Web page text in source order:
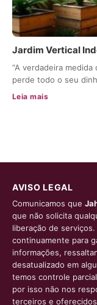
Jardim Vertical
“A verdadeira
perde todo o seu
Leia mais
AVISO LEGAL
Comunicamos que
que não solicita
liberação de
continuamente para
informações,
desatualizado em
temos controle
por isso não nos
terceiros e